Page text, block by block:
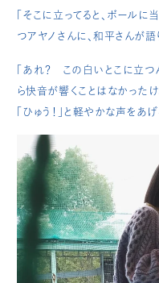
「そこに立ってると、ボールに
つアヤノさんに、和平さんが語
「あれ？ この白いとこに立つ
ら快音が響くことはなかった
「ひゅう！」と軽やかな声をあげ